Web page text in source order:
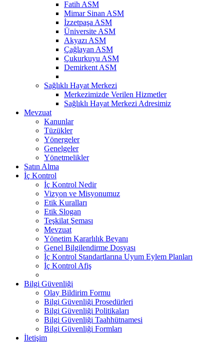
Fatih ASM
Mimar Sinan ASM
İzzetpaşa ASM
Üniversite ASM
Akyazı ASM
Çağlayan ASM
Çukurkuyu ASM
Demirkent ASM
Sağlıklı Hayat Merkezi
Merkezimizde Verilen Hizmetler
Sağlıklı Hayat Merkezi Adresimiz
Mevzuat
Kanunlar
Tüzükler
Yönergeler
Genelgeler
Yönetmelikler
Satın Alma
İç Kontrol
İç Kontrol Nedir
Vizyon ve Misyonumuz
Etik Kuralları
Etik Slogan
Teşkilat Şeması
Mevzuat
Yönetim Kararlılık Beyanı
Genel Bilgilendirme Dosyası
İç Kontrol Standartlarına Uyum Eylem Planları
İç Kontrol Afiş
Bilgi Güvenliği
Olay Bildirim Formu
Bilgi Güvenliği Prosedürleri
Bilgi Güvenliği Politikaları
Bilgi Güvenliği Taahhütnamesi
Bilgi Güvenliği Formları
İletişim